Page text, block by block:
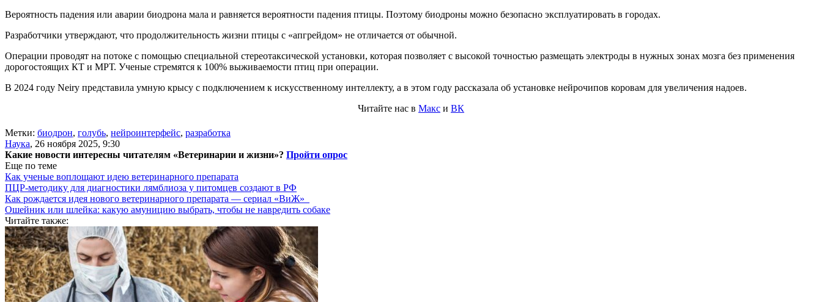
Вероятность падения или аварии биодрона мала и равняется вероятности падения птицы. Поэтому биодроны можно безопасно эксплуатировать в городах.
Разработчики утверждают, что продолжительность жизни птицы с «апгрейдом» не отличается от обычной.
Операции проводят на потоке с помощью специальной стереотаксической установки, которая позволяет с высокой точностью размещать электроды в нужных зонах мозга без применения
дорогостоящих КТ и МРТ. Ученые стремятся к 100% выживаемости птиц при операции.
В 2024 году Neiry представила умную крысу с подключением к искусственному интеллекту, а в этом году рассказала об установке нейрочипов коровам для увеличения надоев.
Читайте нас в Макс и ВК
Метки: биодрон, голубь, нейроинтерфейс, разработка
Наука, 26 ноября 2025, 9:30
Какие новости интересны читателям «Ветеринарии и жизни»? Пройти опрос
Еще по теме
Как ученые воплощают идею ветеринарного препарата
ПЦР-методику для диагностики лямблиоза у питомцев создают в РФ
Как рождается идея нового ветеринарного препарата — сериал «ВиЖ»
Ошейник или шлейка: какую амуницию выбрать, чтобы не навредить собаке
Читайте также: